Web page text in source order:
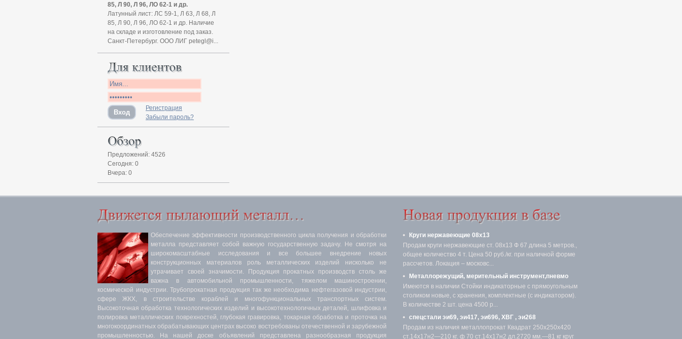
85, Л 90, Л 96, ЛО 62-1 и др.
Латунный лист: ЛС 59-1, Л 63, Л 68, Л
85, Л 90, Л 96, ЛО 62-1 и др. Наличие
на складе и изготовление под заказ.
Санкт-Петербург. ООО ЛИГ petegl@i...
Регистрация
Забыли пароль?
Предложений: 4526
Сегодня: 0
Вчера: 0
Обеспечение эффективности производственного цикла получения и обработки
металла представляет собой важную государственную задачу. Не смотря на
широкомасштабные исследования и все большее внедрение новых
конструкционных материалов роль металлических изделий нисколько не
утрачивает своей значимости. Продукция прокатных производств столь же
важна в автомобильной промышленности, тяжелом машиностроении,
космической индустрии. Трубопрокатная продукция так же необходима нефтегазовой индустрии,
сфере ЖКХ, в строительстве кораблей и многофункциональных транспортных систем.
Высокоточная обработка технологических изделий и высокотехнологичных деталей, шлифовка и
полировка металлических поврехностей, глубокая гравировка, токарная обработка и проточка на
многокоординатных обрабатывающих центрах высоко востребованы отечественной и зарубежной
промышленностью. На нашей доске объявлений представлена разнообразная продукция
Круги нержавеющие 08х13
Продам круги нержавеющие ст. 08х13 Ф 67 длина 5 метров.,
общее количество 4 т. Цена 50 руб./кг. при наличной форме
рассчетов. Локация – московс...
Металлорежущий, мерительный инструмент,пневмо
Имеются в наличии Стойки индикаторные с прямоугольным
столиком новые, с хранения, комплектные (с индикатором).
В количестве 2 шт. цена 4500 р...
спецстали эи69, эи417, эи696, ХВГ , эи268
Продам из наличия металлопрокат Квадрат 250х250х420
ст.14х17н2—210 кг. ф 70 ст.14х17н2 дл.2720 мм.—81 кг круг